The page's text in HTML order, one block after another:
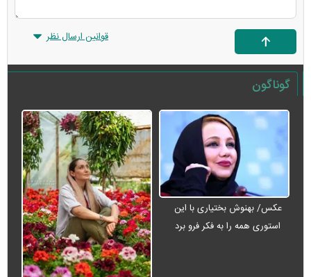
قوانین ارسال نظر
گوناگون
عکس/ بهنوش بختیاری با این
استوری همه را به فکر فرو برد